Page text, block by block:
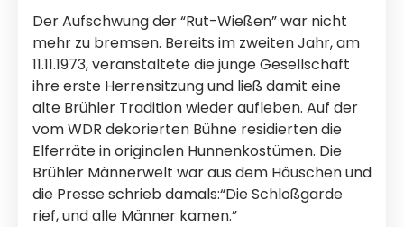
Der Aufschwung der “Rut-Wießen” war nicht
mehr zu bremsen. Bereits im zweiten Jahr, am
11.11.1973, veranstaltete die junge Gesellschaft
ihre erste Herrensitzung und ließ damit eine
alte Brühler Tradition wieder aufleben. Auf der
vom WDR dekorierten Bühne residierten die
Elferräte in originalen Hunnenkostümen. Die
Brühler Männerwelt war aus dem Häuschen und
die Presse schrieb damals:“Die Schloßgarde
rief, und alle Männer kamen.”